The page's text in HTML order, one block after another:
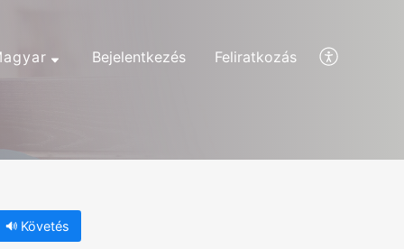
Bejelentkezés Feliratkozás
Követés